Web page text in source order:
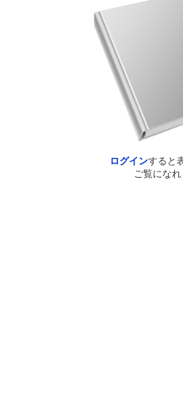
ログインすると
ご覧にな